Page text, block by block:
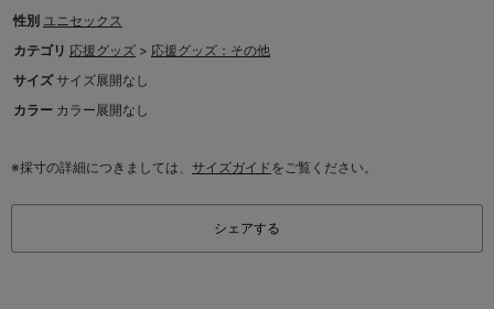
性別 ユニセックス
カテゴリ 応援グッズ > 応援グッズ：その他
サイズ サイズ展開なし
カラー カラー展開なし
※採寸の詳細につきましては、 サイズガイドをご覧ください。
シェアする